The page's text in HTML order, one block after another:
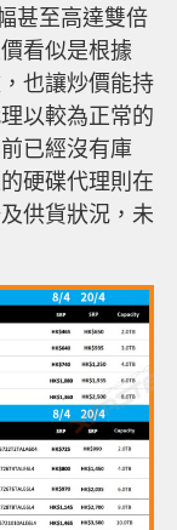
甚至高達雙倍
看似是根據
也讓炒價能持
以較為正常的
已經沒有庫
硬碟代理則在
供貨狀況，未